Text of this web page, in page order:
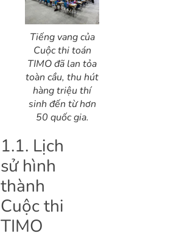
Tiếng vang của
Cuộc thi toán
TIMO đã lan tỏa
toàn cầu, thu hút
hàng triệu thí
sinh đến từ hơn
50 quốc gia.
1.1. Lịch
sử hình
thành
Cuộc thi
TIMO